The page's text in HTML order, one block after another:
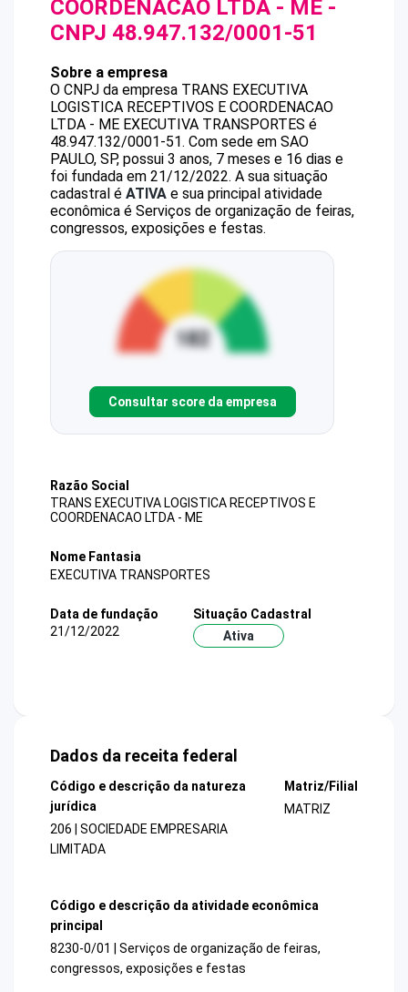
COORDENACAO LTDA - ME -
CNPJ 48.947.132/0001-51
Sobre a empresa
O CNPJ da empresa TRANS EXECUTIVA
LOGISTICA RECEPTIVOS E COORDENACAO
LTDA - ME EXECUTIVA TRANSPORTES é
48.947.132/0001-51. Com sede em SAO
PAULO, SP, possui 3 anos, 7 meses e 16 dias e
foi fundada em 21/12/2022. A sua situação
cadastral é ATIVA e sua principal atividade
econômica é Serviços de organização de feiras,
congressos, exposições e festas.
Consultar score da empresa
Razão Social
TRANS EXECUTIVA LOGISTICA RECEPTIVOS E
COORDENACAO LTDA - ME
Nome Fantasia
EXECUTIVA TRANSPORTES
Data de fundação
21/12/2022
Situação Cadastral
Ativa
Dados da receita federal
Código e descrição da natureza
jurídica
206 | SOCIEDADE EMPRESARIA
LIMITADA
Matriz/Filial
MATRIZ
Código e descrição da atividade econômica
principal
8230-0/01 | Serviços de organização de feiras,
congressos, exposições e festas